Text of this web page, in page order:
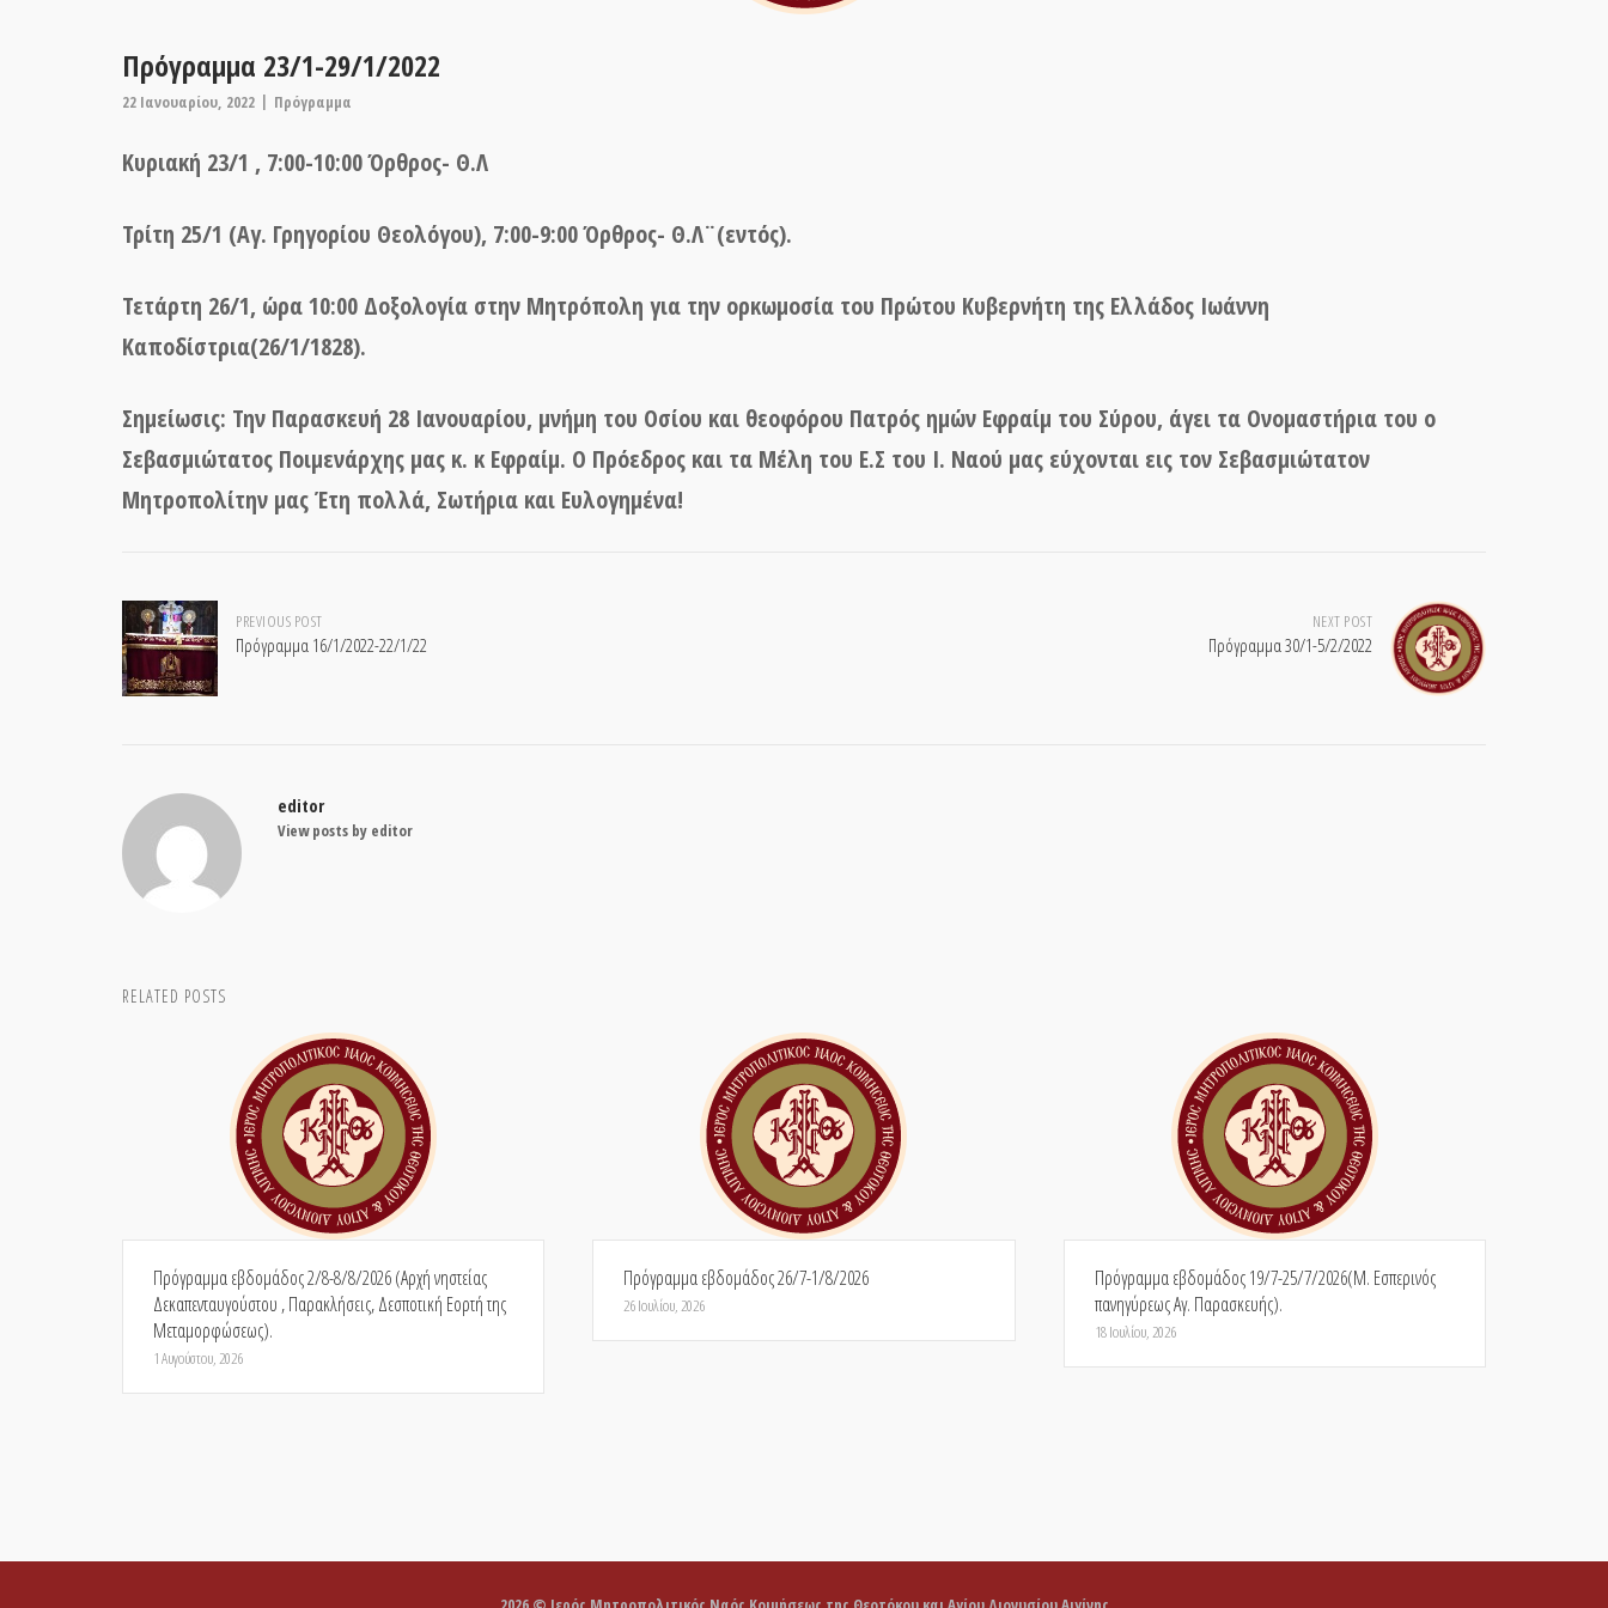
Πρόγραμμα 23/1-29/1/2022
22 Ιανουαρίου, 2022 Πρόγραμμα
Κυριακή 23/1 , 7:00-10:00 Όρθρος- Θ.Λ
Τρίτη 25/1 (Αγ. Γρηγορίου Θεολόγου), 7:00-9:00 Όρθρος- Θ.Λ¨(εντός).
Τετάρτη 26/1, ώρα 10:00 Δοξολογία στην Μητρόπολη για την ορκωμοσία του Πρώτου Κυβερνήτη της Ελλάδος Ιωάννη
Καποδίστρια(26/1/1828).
Σημείωσις: Την Παρασκευή 28 Ιανουαρίου, μνήμη του Οσίου και θεοφόρου Πατρός ημών Εφραίμ του Σύρου, άγει τα Ονομαστήρια του ο
Σεβασμιώτατος Ποιμενάρχης μας κ. κ Εφραίμ. Ο Πρόεδρος και τα Μέλη του Ε.Σ του Ι. Ναού μας εύχονται εις τον Σεβασμιώτατον
Μητροπολίτην μας Έτη πολλά, Σωτήρια και Ευλογημένα!
Post
navigation
PREVIOUS POST
Πρόγραμμα 16/1/2022-22/1/22
NEXT POST
Πρόγραμμα 30/1-5/2/2022
editor
View posts by editor
RELATED POSTS
Πρόγραμμα εβδομάδος 2/8-8/8/2026 (Αρχή νηστείας
Δεκαπενταυγούστου , Παρακλήσεις, Δεσποτική Εορτή της
Μεταμορφώσεως).
1 Αυγούστου, 2026
Πρόγραμμα εβδομάδος 26/7-1/8/2026
26 Ιουλίου, 2026
Πρόγραμμα εβδομάδος 19/7-25/7/2026(Μ. Εσπερινός
πανηγύρεως Αγ. Παρασκευής).
18 Ιουλίου, 2026